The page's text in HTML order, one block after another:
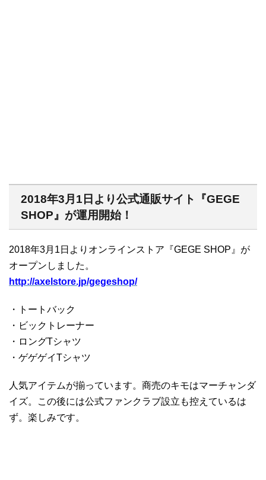
2018年3月1日より公式通販サイト『GEGE
SHOP』が運用開始！
2018年3月1日よりオンラインストア『GEGE SHOP』が
オープンしました。
http://axelstore.jp/gegeshop/
・トートバック
・ビックトレーナー
・ロングTシャツ
・ゲゲゲイTシャツ
人気アイテムが揃っています。商売のキモはマーチャンダ
イズ。この後には公式ファンクラブ設立も控えているは
ず。楽しみです。